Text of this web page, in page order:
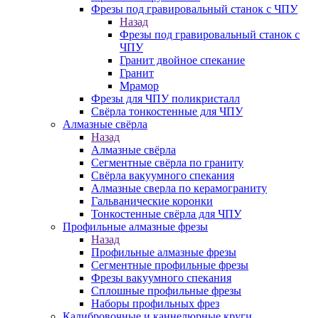
Фрезы под гравировальный станок с ЧПУ
Назад
Фрезы под гравировальный станок с
ЧПУ
Гранит двойное спекание
Гранит
Мрамор
Фрезы для ЧПУ поликристалл
Свёрла тонкостенные для ЧПУ
Алмазные свёрла
Назад
Алмазные свёрла
Сегментные свёрла по граниту
Свёрла вакуумного спекания
Алмазные сверла по керамограниту
Гальванические коронки
Тонкостенные свёрла для ЧПУ
Профильные алмазные фрезы
Назад
Профильные алмазные фрезы
Сегментные профильные фрезы
Фрезы вакуумного спекания
Сплошные профильные фрезы
Наборы профильных фрез